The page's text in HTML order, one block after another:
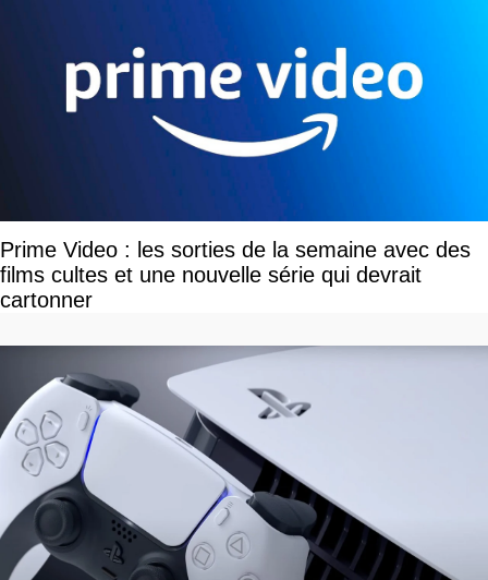
Prime Video : les sorties de la semaine avec des
films cultes et une nouvelle série qui devrait
cartonner